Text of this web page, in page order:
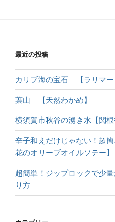
最近の投稿
カリブ海の宝石 【ラリマー
葉山 【天然わかめ】
横須賀市秋谷の湧き水【関根
辛子和えだけじゃない！超
花のオリーブオイルソテー】
超簡単！ジップロックで少
り方